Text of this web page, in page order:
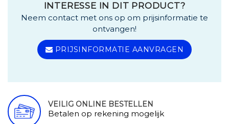
INTERESSE IN DIT PRODUCT?
Neem contact met ons op om prijsinformatie te
ontvangen!
PRIJSINFORMATIE AANVRAGEN
VEILIG ONLINE BESTELLEN
Betalen op rekening mogelijk